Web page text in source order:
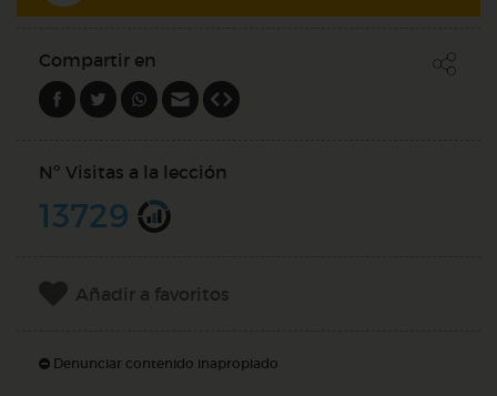
Compartir en
Nº Visitas a la lección
13729
Añadir a favoritos
Denunciar contenido inapropiado